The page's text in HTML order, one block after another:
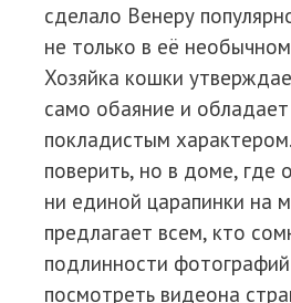
сделало Венеру
не только в её
Хозяйка кошки
само обаяние и
покладистым
поверить, но в доме, где
ни единой царапинки на
предлагает всем, кто
подлинности
посмотреть видеона